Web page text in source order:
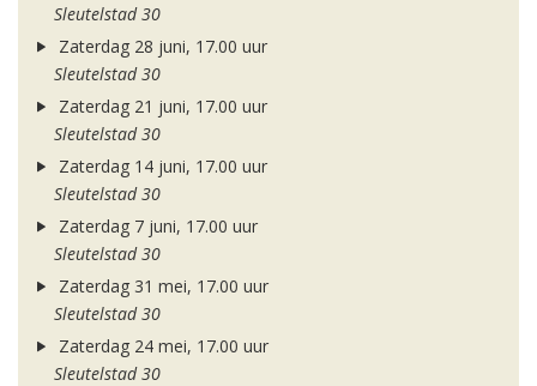
Sleutelstad 30
Zaterdag 28 juni, 17.00 uur
Sleutelstad 30
Zaterdag 21 juni, 17.00 uur
Sleutelstad 30
Zaterdag 14 juni, 17.00 uur
Sleutelstad 30
Zaterdag 7 juni, 17.00 uur
Sleutelstad 30
Zaterdag 31 mei, 17.00 uur
Sleutelstad 30
Zaterdag 24 mei, 17.00 uur
Sleutelstad 30